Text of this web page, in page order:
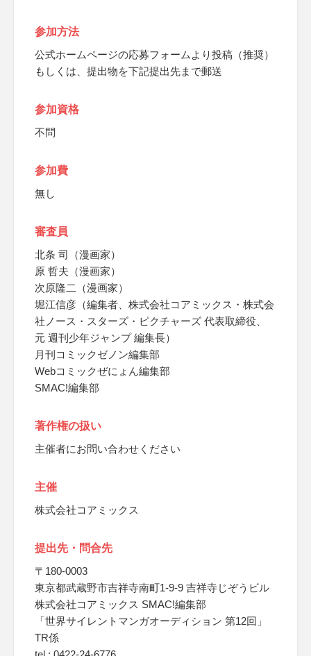
参加方法
公式ホームページの応募フォームより投稿（推奨）
もしくは、提出物を下記提出先まで郵送
参加資格
不問
参加費
無し
審査員
北条 司（漫画家）
原 哲夫（漫画家）
次原隆二（漫画家）
堀江信彦（編集者、株式会社コアミックス・株式会
社ノース・スターズ・ピクチャーズ 代表取締役、
元 週刊少年ジャンプ 編集長）
月刊コミックゼノン編集部
Webコミックぜにょん編集部
SMAC!編集部
著作権の扱い
主催者にお問い合わせください
主催
株式会社コアミックス
提出先・問合先
〒180-0003
東京都武蔵野市吉祥寺南町1-9-9 吉祥寺じぞうビル
株式会社コアミックス SMAC!編集部
「世界サイレントマンガオーディション 第12回」
TR係